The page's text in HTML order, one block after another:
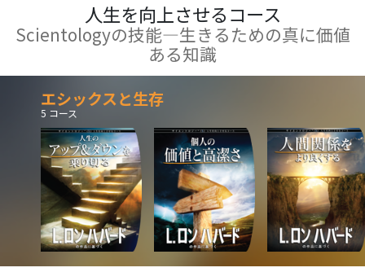
人生を向上させるコース
Scientologyの技能—生きるための真に価値
ある知識
エシックスと生存
5 コース